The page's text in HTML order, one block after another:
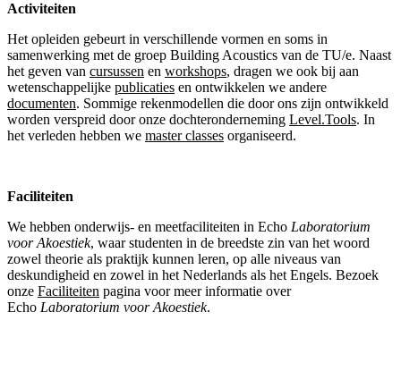
Activiteiten
Het opleiden gebeurt in verschillende vormen en soms in
samenwerking met de groep Building Acoustics van de TU/e. Naast
het geven van cursussen en workshops, dragen we ook bij aan
wetenschappelijke publicaties en ontwikkelen we andere
documenten. Sommige rekenmodellen die door ons zijn ontwikkeld
worden verspreid door onze dochteronderneming Level.Tools. In
het verleden hebben we master classes organiseerd.
Faciliteiten
We hebben onderwijs- en meetfaciliteiten in Echo Laboratorium
voor Akoestiek, waar studenten in de breedste zin van het woord
zowel theorie als praktijk kunnen leren, op alle niveaus van
deskundigheid en zowel in het Nederlands als het Engels. Bezoek
onze Faciliteiten pagina voor meer informatie over
Echo Laboratorium voor Akoestiek.